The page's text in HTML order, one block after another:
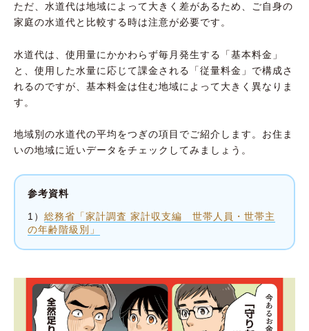
ただ、水道代は地域によって大きく差があるため、ご自身の
家庭の水道代と比較する時は注意が必要です。
水道代は、使用量にかかわらず毎月発生する「基本料金」
と、使用した水量に応じて課金される「従量料金」で構成さ
れるのですが、基本料金は住む地域によって大きく異なりま
す。
地域別の水道代の平均をつぎの項目でご紹介します。お住ま
いの地域に近いデータをチェックしてみましょう。
参考資料
1） 総務省「家計調査 家計収支編 世帯人員・世帯主
の年齢階級別」